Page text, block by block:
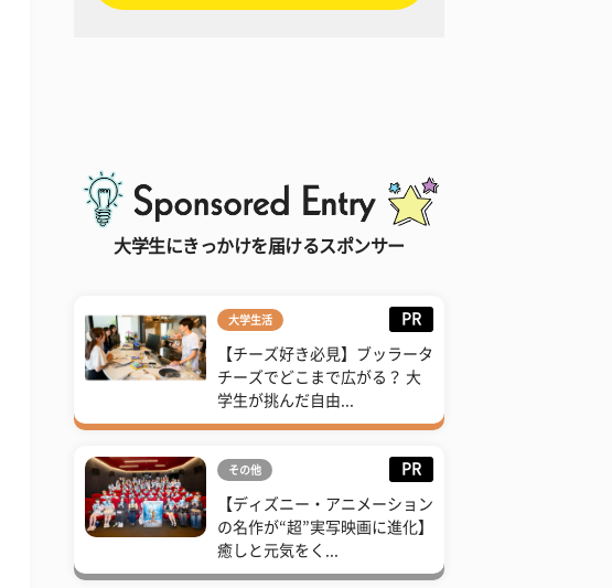
大学生にきっかけを届けるスポンサー
大学生活 PR
【チーズ好き必見】ブッラータ
チーズでどこまで広がる？ 大
学生が挑んだ自由...
その他 PR
【ディズニー・アニメーション
の名作が“超”実写映画に進化】
癒しと元気をく...